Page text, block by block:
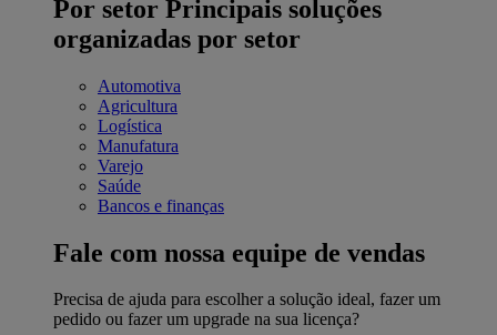
Por setor Principais soluções
organizadas por setor
Automotiva
Agricultura
Logística
Manufatura
Varejo
Saúde
Bancos e finanças
Fale com nossa equipe de vendas
Precisa de ajuda para escolher a solução ideal, fazer um
pedido ou fazer um upgrade na sua licença?